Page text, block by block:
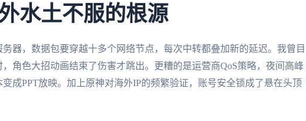
水土不服的根源
器，数据包要穿越十多个网络节点，每次中转都叠加新的延迟。我曾目
角色大招动画结束了伤害才跳出。更糟的是运营商QoS策略，夜间高峰
成PPT放映。加上原神对海外IP的频繁验证，账号安全锁成了悬在头顶